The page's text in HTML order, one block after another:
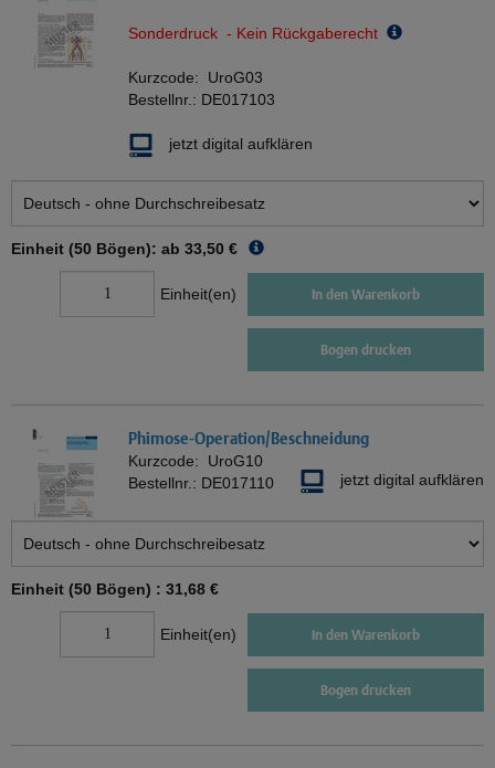
Sonderdruck - Kein Rückgaberecht
Kurzcode: UroG03
Bestellnr.: DE017103
jetzt digital aufklären
Einheit (50 Bögen): ab 33,50 €
Einheit(en) In den Warenkorb
Bogen drucken
Phimose-Operation/Beschneidung
Kurzcode: UroG10
Bestellnr.: DE017110 jetzt digital aufklären
Einheit (50 Bögen) : 31,68 €
Einheit(en) In den Warenkorb
Bogen drucken